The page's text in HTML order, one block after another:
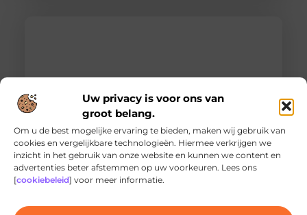
Uw privacy is voor ons van
groot belang.
Om u de best mogelijke ervaring te bieden, maken wij gebruik van
cookies en vergelijkbare technologieën. Hiermee verkrijgen we
inzicht in het gebruik van onze website en kunnen we content en
advertenties beter afstemmen op uw voorkeuren. Lees ons
[cookiebeleid] voor meer informatie.
Ontdek de innovatieve behandelingen in
jouw stad
laserbehandelingen in Den Haag? Dan ben je hier